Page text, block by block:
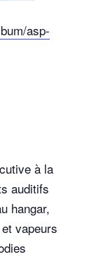
asp-
à la
auditifs
hangar,
vapeurs